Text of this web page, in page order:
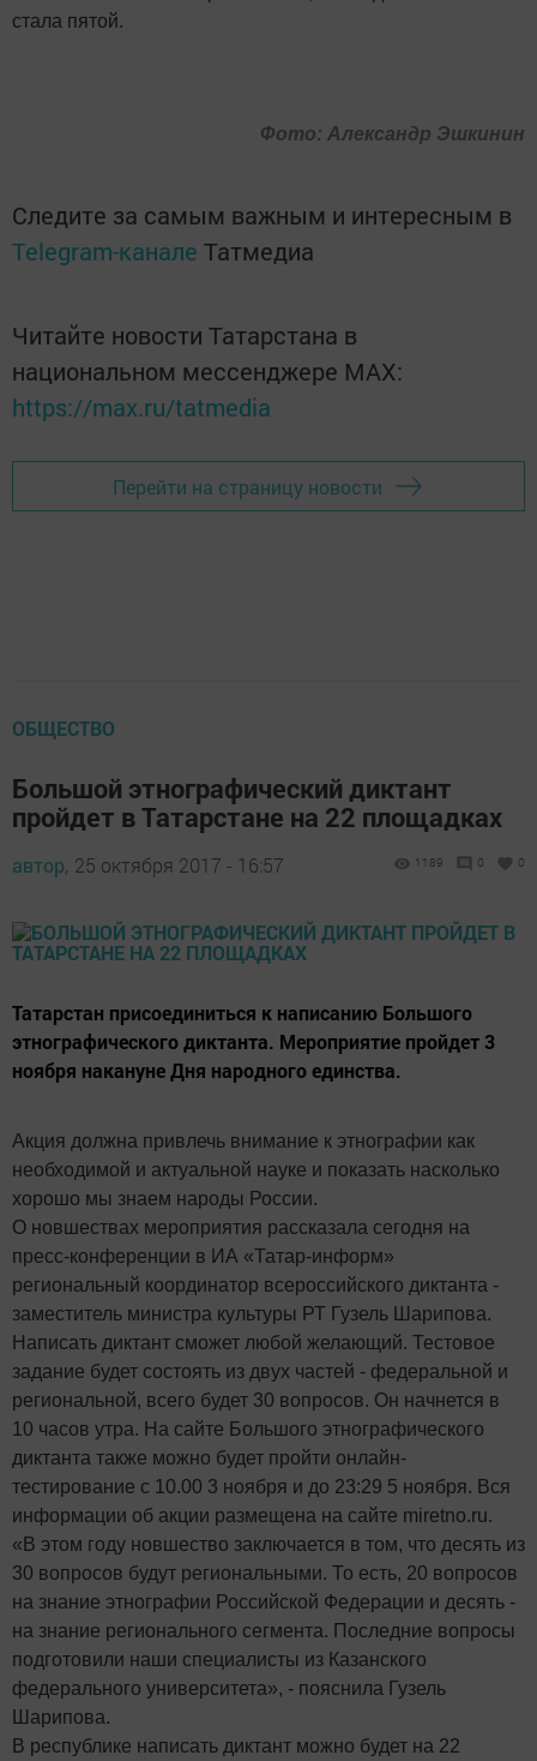
стала пятой.
Фото: Александр Эшкинин
Следите за самым важным и интересным в
Telegram-канале Татмедиа
Читайте новости Татарстана в
национальном мессенджере MАХ:
https://max.ru/tatmedia
Перейти на страницу новости
ОБЩЕСТВО
Большой этнографический диктант
пройдет в Татарстане на 22 площадках
автор, 25 октября 2017 - 16:57 1189 0 0
Татарстан присоединиться к написанию Большого
этнографического диктанта. Мероприятие пройдет 3
ноября накануне Дня народного единства.
Акция должна привлечь внимание к этнографии как
необходимой и актуальной науке и показать насколько
хорошо мы знаем народы России.
О новшествах мероприятия рассказала сегодня на
пресс-конференции в ИА «Татар-информ»
региональный координатор всероссийского диктанта -
заместитель министра культуры РТ Гузель Шарипова.
Написать диктант сможет любой желающий. Тестовое
задание будет состоять из двух частей - федеральной и
региональной, всего будет 30 вопросов. Он начнется в
10 часов утра. На сайте Большого этнографического
диктанта также можно будет пройти онлайн-
тестирование с 10.00 3 ноября и до 23:29 5 ноября. Вся
информации об акции размещена на сайте miretno.ru.
«В этом году новшество заключается в том, что десять из
30 вопросов будут региональными. То есть, 20 вопросов
на знание этнографии Российской Федерации и десять -
на знание регионального сегмента. Последние вопросы
подготовили наши специалисты из Казанского
федерального университета», - пояснила Гузель
Шарипова.
В республике написать диктант можно будет на 22